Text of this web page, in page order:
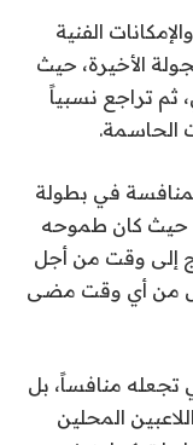
الفنية
الأخيرة، حيث
ثم تراجع نسبياً
الحاسمة.
في بطولة
حيث كان طموحه
إلى وقت من أجل
من أي وقت مضى
تجعله منافساً، بل
المحلين